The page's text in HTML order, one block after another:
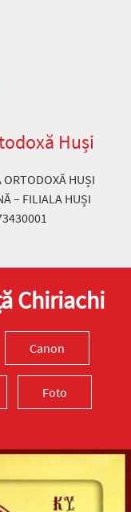
Huși
HUȘI
– FILIALA HUȘI
Chiriachi
Canon
Foto